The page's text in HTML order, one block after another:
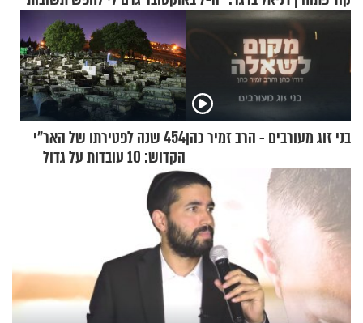
בני זוג מעורבים - הרב זמיר כהן
454 שנה לפטירתו של האר"י
הקדוש: 10 עובדות על גדול
מקובלי צפת